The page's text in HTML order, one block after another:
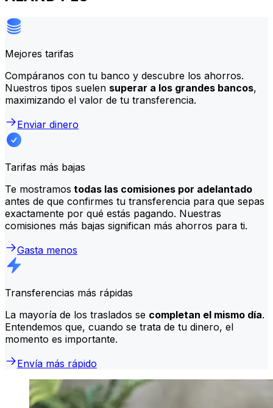
Mejores tarifas
Compáranos con tu banco y descubre los ahorros.
Nuestros tipos suelen superar a los grandes bancos,
maximizando el valor de tu transferencia.
Enviar dinero
Tarifas más bajas
Te mostramos todas las comisiones por adelantado
antes de que confirmes tu transferencia para que sepas
exactamente por qué estás pagando. Nuestras
comisiones más bajas significan más ahorros para ti.
Gasta menos
Transferencias más rápidas
La mayoría de los traslados se completan el mismo día.
Entendemos que, cuando se trata de tu dinero, el
momento es importante.
Envía más rápido